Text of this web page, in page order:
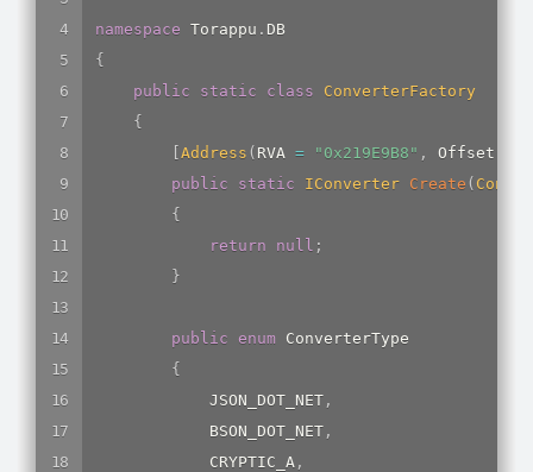
{
LABEL_13
    v9
= ( int ( * ( void ) loc_26E73D0) ( );
return
  converter
= ConverterFactory__Create ( *
Class_Torappu_DB_DBLoader
_BYTE *) Class_Torappu_DB_DBLoader
namespace Torappu .
{
public
static class
ConverterFactory
{
[ Address ( RVA = "0x219E9B8" , Offset
public
static IConverter Create (
{
return
null ;
}
public enum ConverterType
{
            JSON_DOT_NET
,
            BSON_DOT_NET
,
            CRYPTIC_A
,